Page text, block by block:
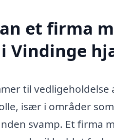
et firma
Vindinge
til
især i områder
svamp. Et firma